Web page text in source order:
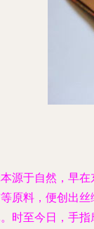
源于自然，早
原料，便创出
时至今日，手